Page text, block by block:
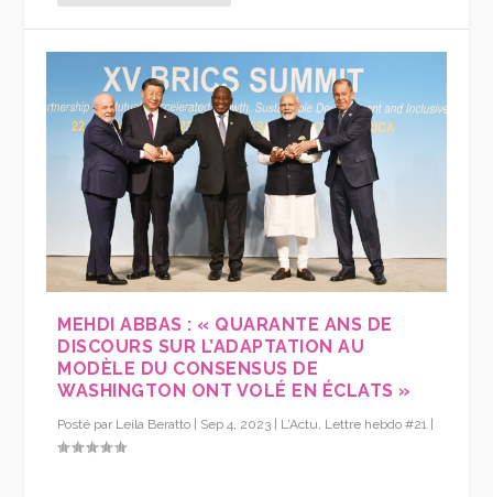
MEHDI ABBAS : « QUARANTE ANS DE
DISCOURS SUR L’ADAPTATION AU
MODÈLE DU CONSENSUS DE
WASHINGTON ONT VOLÉ EN ÉCLATS »
Posté par Leila Beratto Sep 4, 2023 L'Actu, Lettre hebdo #21